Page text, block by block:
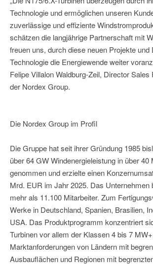
Technologie und ermöglichen unseren
zuverlässige und effiziente
schätzen die langjährige Partnerschaft mit
freuen uns, durch diese neuen Projekte und
Technologie die Energiewende weiter
Felipe Villalon Waldburg-Zeil, Director Sales
der Nordex Group.
Die Nordex Group im Profil
Die Gruppe hat seit ihrer Gründung 1985
über 64 GW Windenergieleistung in über 40
genommen und erzielte einen
Mrd. EUR im Jahr 2025. Das Unternehmen
mehr als 11.100 Mitarbeiter. Zum
Werke in Deutschland, Spanien, Brasilien,
USA. Das Produktprogramm konzentriert
Turbinen vor allem der Klassen 4 bis 7
Marktanforderungen von Ländern mit
Ausbauflächen und Regionen mit